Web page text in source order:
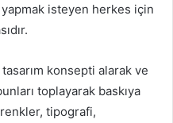
isteyen herkes için
tasarım konsepti alarak ve
toplayarak baskıya
tipografi,